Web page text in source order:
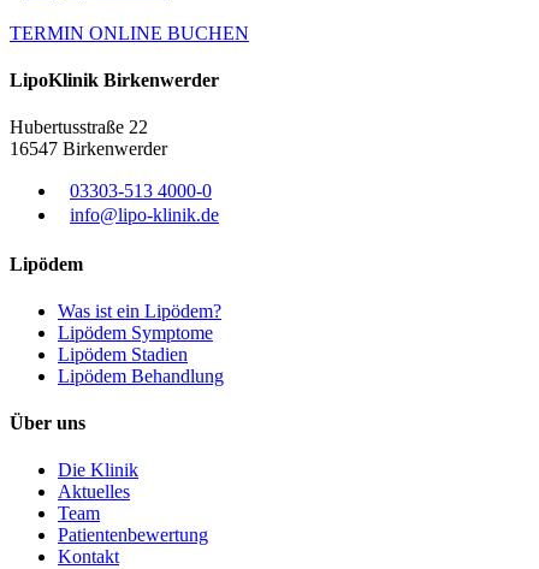
TERMIN ONLINE BUCHEN
LipoKlinik Birkenwerder
Hubertusstraße 22
16547 Birkenwerder
03303-513 4000-0
info@lipo-klinik.de
Lipödem
Was ist ein Lipödem?
Lipödem Symptome
Lipödem Stadien
Lipödem Behandlung
Über uns
Die Klinik
Aktuelles
Team
Patientenbewertung
Kontakt